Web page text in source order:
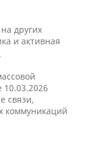
других
и активная
связи,
коммуникаций